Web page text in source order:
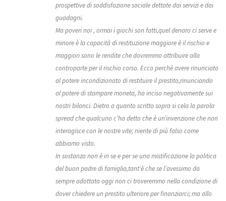
prospettive di soddisfazione sociale dettate dai servizi e dai
guadagni.
Ma poveri noi , ormai i giochi son fatti,quel denaro ci serve e
minore è la capacità di restituzione maggiore è il rischio e
maggiori sono le rendite che dovremmo attribuire alla
controparte per il rischio corso. Ecco perché avere rinunciato
al potere incondizionato di restituire il prestito,rinunciando
al potere di stampare moneta, ha inciso negativamente sui
nostri bilanci. Dietro a quanto scritto sopra si cela la parola
spread che qualcuno c’ha detto che è un’invenzione che non
interagisce con le nostre vite; niente di più falso come
abbiamo visto.
In sostanza non è in se e per se una mistificazione la politica
del buon padre di famiglia,tant’è che se l’avessimo da
sempre adottata oggi non ci troveremmo nella condizione di
dover chiedere un prestito ulteriore per finanziarci; ma allo